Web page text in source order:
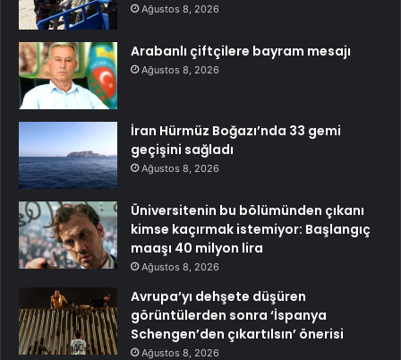
Ağustos 8, 2026
Arabanlı çiftçilere bayram mesajı
Ağustos 8, 2026
İran Hürmüz Boğazı’nda 33 gemi
geçişini sağladı
Ağustos 8, 2026
Üniversitenin bu bölümünden çıkanı
kimse kaçırmak istemiyor: Başlangıç
maaşı 40 milyon lira
Ağustos 8, 2026
Avrupa’yı dehşete düşüren
görüntülerden sonra ‘İspanya
Schengen’den çıkartılsın’ önerisi
Ağustos 8, 2026